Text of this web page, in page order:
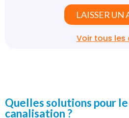
LAISSER UN
Voir tous les
Quelles solutions pour
canalisation ?